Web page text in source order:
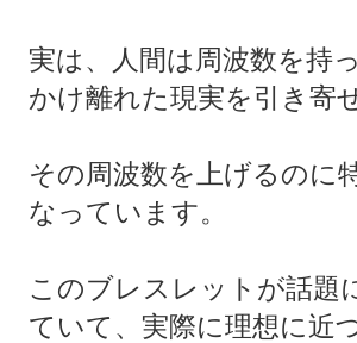
実は、人間は周波数を持
かけ離れた現実を引き寄
その周波数を上げるのに
なっています。
このブレスレットが話題
ていて、実際に理想に近